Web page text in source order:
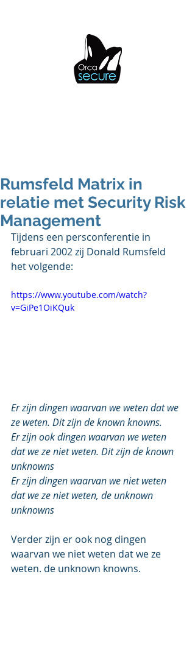
Rumsfeld Matrix in
relatie met Security Risk
Management
Tijdens een persconferentie in
februari 2002 zij Donald Rumsfeld
het volgende:
https://www.youtube.com/watch?
v=GiPe1OiKQuk
Er zijn dingen waarvan we weten dat we
ze weten. Dit zijn de known knowns.
Er zijn ook dingen waarvan we weten
dat we ze niet weten. Dit zijn de known
unknowns
Er zijn dingen waarvan we niet weten
dat we ze niet weten, de unknown
unknowns
Verder zijn er ook nog dingen
waarvan we niet weten dat we ze
weten. de unknown knowns.